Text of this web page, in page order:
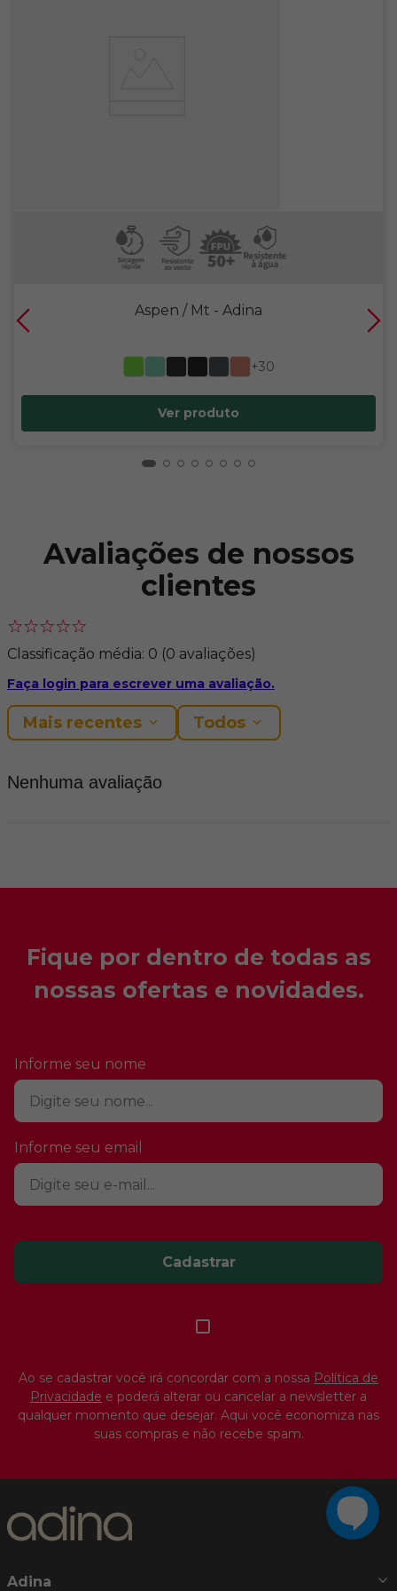
Aspen / Mt - Adina
+30
Ver produto
Avaliações de nossos
clientes
Classificação média: 0 (0 avaliações)
Faça login para escrever uma avaliação.
Mais recentes Todos
Nenhuma avaliação
Fique por dentro de todas as
nossas ofertas e novidades.
Informe seu nome
Informe seu email
Cadastrar
Ao se cadastrar você irá concordar com a nossa Política de
Privacidade e poderá alterar ou cancelar a newsletter a
qualquer momento que desejar. Aqui você economiza nas
suas compras e não recebe spam.
Adina